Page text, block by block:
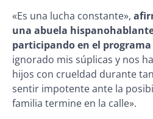
«Es una lucha constante»,
una abuela
participando en el programa
ignorado mis súplicas y nos
hijos con crueldad durante
sentir impotente ante la
familia termine en la calle».